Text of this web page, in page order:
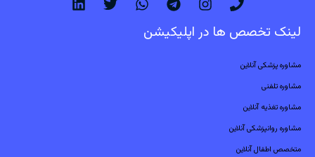
لینک تخصص ها در اپلیکیشن
مشاوره پزشکی آنلاین
مشاوره تلفنی
مشاوره تغذیه آنلاین
مشاوره روانپزشکی آنلاین
متخصص اطفال آنلاین